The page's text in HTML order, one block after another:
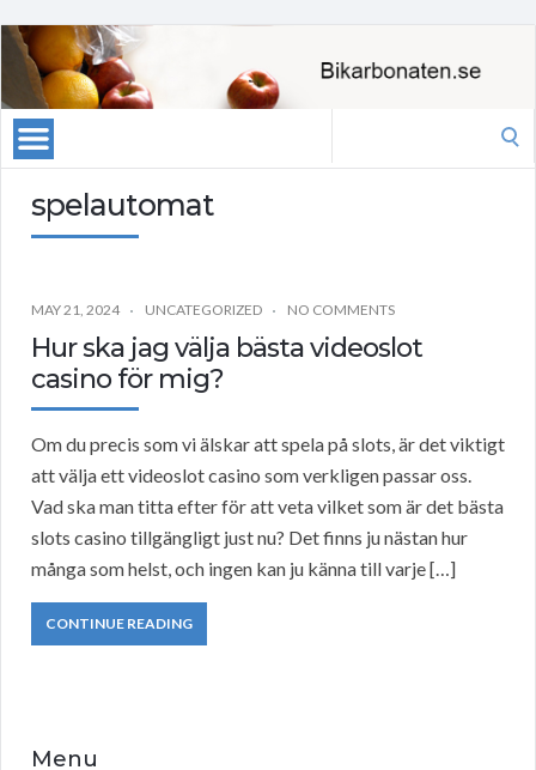
spelautomat
MAY 21, 2024 UNCATEGORIZED NO COMMENTS
Hur ska jag välja bästa videoslot
casino för mig?
Om du precis som vi älskar att spela på slots, är det viktigt
att välja ett videoslot casino som verkligen passar oss.
Vad ska man titta efter för att veta vilket som är det bästa
slots casino tillgängligt just nu? Det finns ju nästan hur
många som helst, och ingen kan ju känna till varje […]
CONTINUE READING
Menu